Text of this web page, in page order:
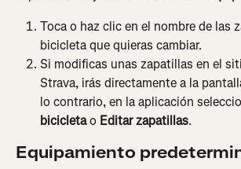
Toca o haz clic en el nombre de las
bicicleta que quieras cambiar.
Si modificas unas zapatillas en el
Strava, irás directamente a la
lo contrario, en la aplicación
bicicleta o Editar zapatillas.
Equipamiento